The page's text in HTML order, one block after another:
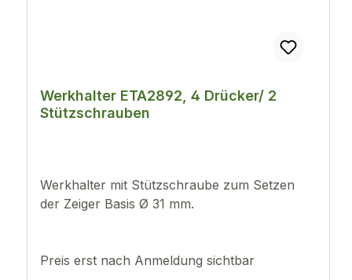
Werkhalter ETA2892, 4 Drücker/ 2
Stützschrauben
Werkhalter mit Stützschraube zum Setzen
der Zeiger Basis Ø 31 mm.
Preis erst nach Anmeldung sichtbar